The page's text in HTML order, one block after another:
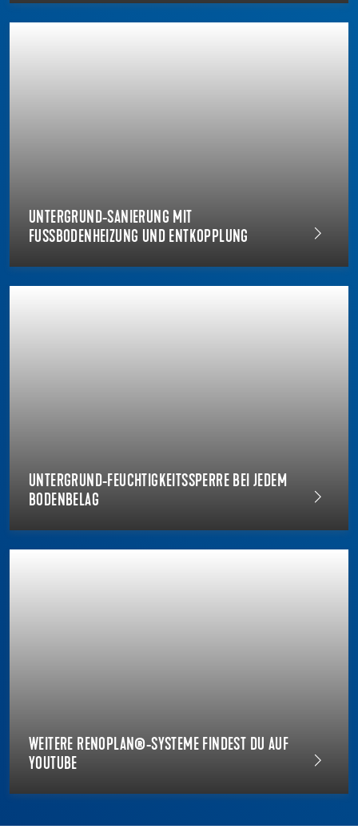
UNTERGRUND-SANIERUNG MIT
FUSSBODENHEIZUNG UND ENTKOPPLUNG
UNTERGRUND-FEUCHTIGKEITSSPERRE BEI JEDEM
BODENBELAG
WEITERE RENOPLAN®-SYSTEME FINDEST DU AUF
YOUTUBE